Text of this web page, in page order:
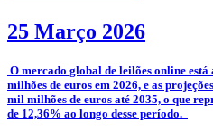
25 Março 2026
O mercado global de leilões online
milhões de euros em 2026, e as
mil milhões de euros até 2035, o que
de 12,36% ao longo desse período.